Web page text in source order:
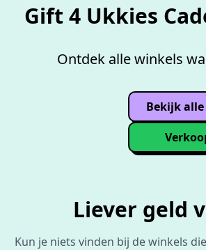
Gift 4 Ukkies
Ontdek alle winkels
Bekijk
Liever geld
Kun je niets vinden bij de winkels